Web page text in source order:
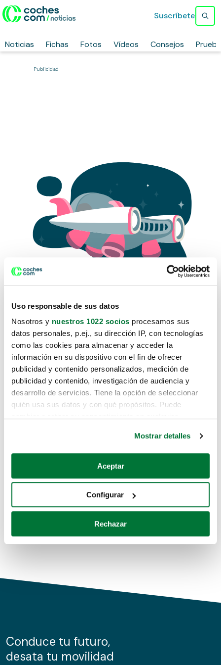
Uso responsable de sus datos
Nosotros y nuestros 1022 socios procesamos sus
datos personales, p.ej., su dirección IP, con tecnologías
como las cookies para almacenar y acceder la
información en su dispositivo con el fin de ofrecer
publicidad y contenido personalizados, medición de
publicidad y contenido, investigación de audiencia y
desarrollo de servicios. Tiene la opción de seleccionar
quién usa sus datos y con qué propósitos. Puede
Si lo permite, también quisiéramos:
Recopilar información sobre su ubicación geográfica
Identificar su dispositivo analizándolo activamente
para buscar características específicas (huellas
Obtenga más información sobre cómo se procesan sus
de cookies.
información sobre el uso que haga del sitio web con
nuestros partners de redes sociales, publicidad y análisis
Mostrar detalles
Aceptar
Configurar
Rechazar
Noticias Fichas Fotos Vídeos Consejos
Suscríbete
Publicidad
Lo sentimos, no sabemos como
te hemos traido hasta aquí.
Pero puedes encontrar el coche que estás
buscando en alguno de estos enlaces:
Coches de segunda mano
Coches de km0
Conduce tu futuro,
desata tu movilidad